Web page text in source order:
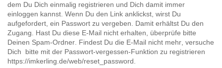
dem Du Dich einmalig registrieren und Dich damit immer
einloggen kannst. Wenn Du den Link anklickst, wirst Du
aufgefordert, ein Passwort zu vergeben. Damit erhältst Du den
Zugang. Hast Du diese E-Mail nicht erhalten, überprüfe bitte
Deinen Spam-Ordner. Findest Du die E-Mail nicht mehr, versuche
Dich bitte mit der Passwort-vergessen-Funktion zu registrieren
https://imkerling.de/web/reset_password.